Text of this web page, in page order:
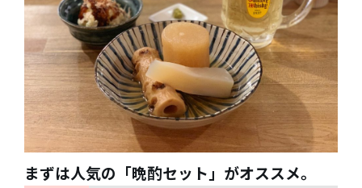
まずは人気の「晩酌セット」がオススメ。